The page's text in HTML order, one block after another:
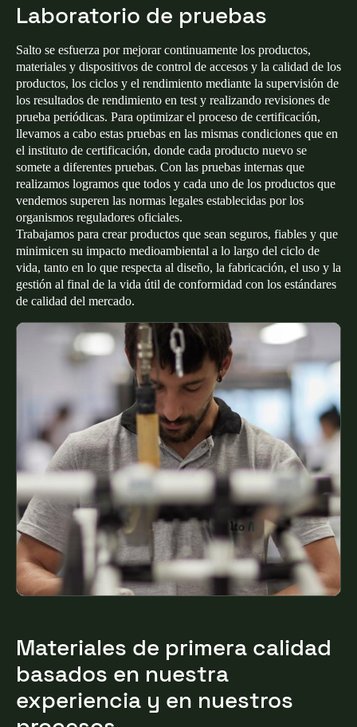
Laboratorio de pruebas
Salto se esfuerza por mejorar continuamente los productos,
materiales y dispositivos de control de accesos y la calidad de los
productos, los ciclos y el rendimiento mediante la supervisión de
los resultados de rendimiento en test y realizando revisiones de
prueba periódicas. Para optimizar el proceso de certificación,
llevamos a cabo estas pruebas en las mismas condiciones que en
el instituto de certificación, donde cada producto nuevo se
somete a diferentes pruebas. Con las pruebas internas que
realizamos logramos que todos y cada uno de los productos que
vendemos superen las normas legales establecidas por los
organismos reguladores oficiales.
Trabajamos para crear productos que sean seguros, fiables y que
minimicen su impacto medioambiental a lo largo del ciclo de
vida, tanto en lo que respecta al diseño, la fabricación, el uso y la
gestión al final de la vida útil de conformidad con los estándares
de calidad del mercado.
Materiales de primera calidad
basados en nuestra
experiencia y en nuestros